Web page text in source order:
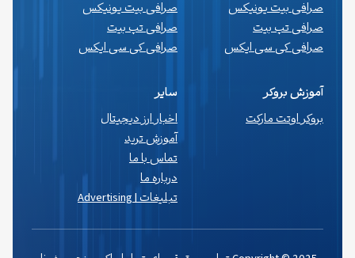
صرافی بیت یونیکس
صرافی تپ بیت
صرافی کی سی ایکس
صرافی بیت یونیکس
صرافی تپ بیت
صرافی کی سی ایکس
آموزش بروکر
بروکر اوتت مارکت
سایر
اخبار ارز دیجیتال
آموزش ترید
تماس با ما
درباره ما
تبلیغات | Advertising